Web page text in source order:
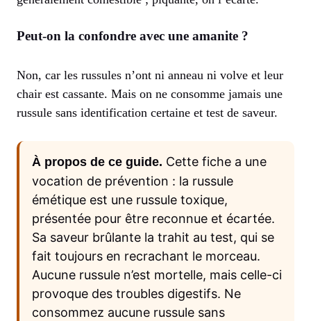
Peut-on la confondre avec une amanite ?
Non, car les russules n’ont ni anneau ni volve et leur
chair est cassante. Mais on ne consomme jamais une
russule sans identification certaine et test de saveur.
À propos de ce guide. Cette fiche a une
vocation de prévention : la russule
émétique est une russule toxique,
présentée pour être reconnue et écartée.
Sa saveur brûlante la trahit au test, qui se
fait toujours en recrachant le morceau.
Aucune russule n’est mortelle, mais celle-ci
provoque des troubles digestifs. Ne
consommez aucune russule sans